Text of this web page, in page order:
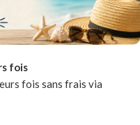
fois
fois sans frais via